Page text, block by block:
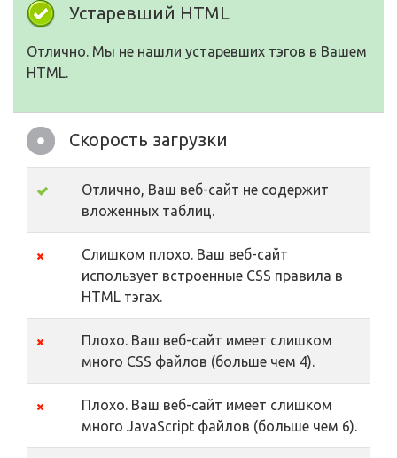
Устаревший HTML
Отлично. Мы не нашли устаревших тэгов в Вашем
HTML.
Скорость загрузки
Отлично, Ваш веб-сайт не содержит
вложенных таблиц.
Слишком плохо. Ваш веб-сайт
использует встроенные CSS правила в
HTML тэгах.
Плохо. Ваш веб-сайт имеет слишком
много CSS файлов (больше чем 4).
Плохо. Ваш веб-сайт имеет слишком
много JavaScript файлов (больше чем 6).